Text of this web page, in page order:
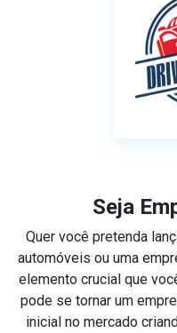
Seja
Quer você pretenda
automóveis ou uma
elemento crucial que
pode se tornar um
inicial no mercado